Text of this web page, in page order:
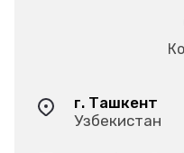
г. Ташкент
Узбекистан